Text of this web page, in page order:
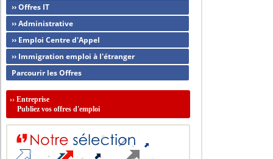
›› Offres IT
›› Administrative
›› Emploi Centre d'Appel
›› Immigration emploi à l'étranger
Parcourir les Offres
››Entreprise
Publiez vos offres d'emploi